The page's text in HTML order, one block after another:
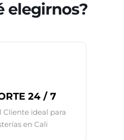
elegirnos?
24 / 7
Cliente ideal para
en Cali